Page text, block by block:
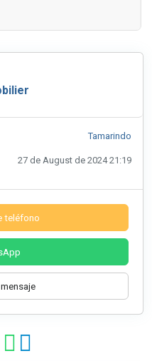
Tamarindo
27 de August de 2024 21:19
teléfono